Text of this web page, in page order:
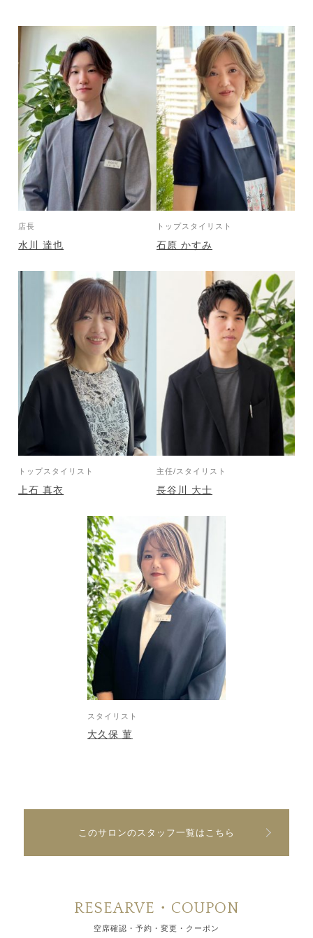
店長
水川 達也
トップスタイリスト
石原 かすみ
トップスタイリスト
上石 真衣
主任/スタイリスト
長谷川 大士
スタイリスト
大久保 菫
このサロンのスタッフ一覧はこちら
RESEARVE・COUPON
空席確認・予約・変更・クーポン